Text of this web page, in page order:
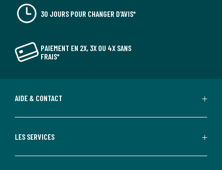
30 JOURS POUR CHANGER D'AVIS*
PAIEMENT EN 2X, 3X OU 4X SANS
FRAIS*
AIDE & CONTACT
LES SERVICES